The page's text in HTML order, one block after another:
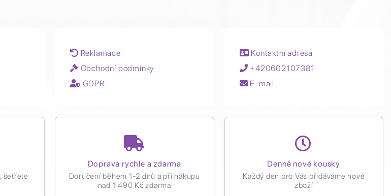
Reklamace
Obchodní podmínky
GDPR
Kontaktní adresa
+420602107381
E-mail
šetřete
Doprava rychle a zdarma
Doručení během 1-2 dnů a při nákupu
nad 1 490 Kč zdarma
Denně nové kousky
Každý den pro Vás přidáváme nové
zboží